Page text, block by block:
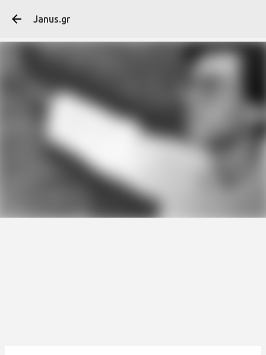
Janus.gr